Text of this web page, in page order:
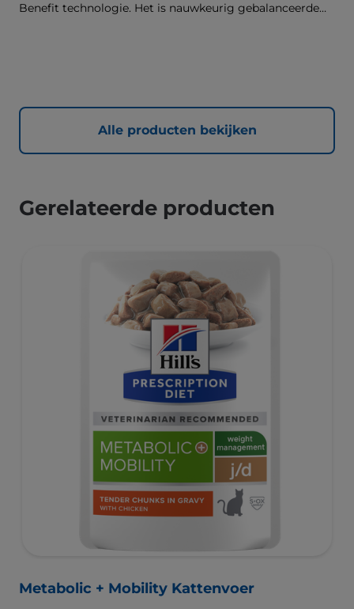
Benefit technologie. Het is nauwkeurig gebalanceerde
Alle producten bekijken
Gerelateerde producten
Metabolic + Mobility Kattenvoer